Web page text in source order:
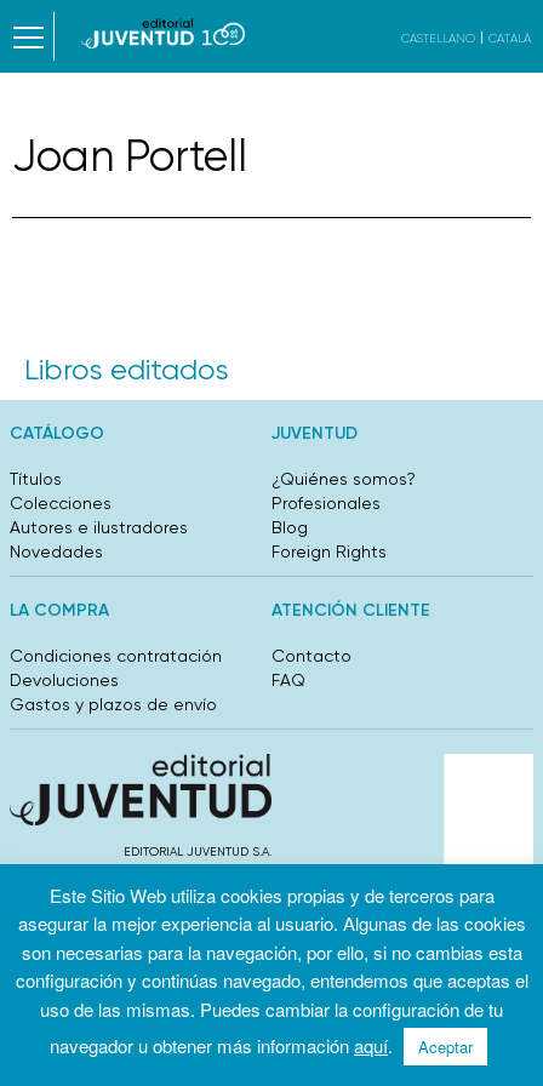
CASTELLANO CATALÀ
Joan Portell
Libros editados
CATÁLOGO
Títulos
Colecciones
Autores e ilustradores
Novedades
JUVENTUD
¿Quiénes somos?
Profesionales
Blog
Foreign Rights
LA COMPRA
Condiciones contratación
Devoluciones
Gastos y plazos de envío
ATENCIÓN CLIENTE
Contacto
FAQ
EDITORIAL JUVENTUD S.A.
info@editorialjuventud.es
Condiciones
Política de
privacidad
Política de
Este Sitio Web utiliza cookies propias y de terceros para
asegurar la mejor experiencia al usuario. Algunas de las cookies
son necesarias para la navegación, por ello, si no cambias esta
configuración y continúas navegado, entendemos que aceptas el
uso de las mismas. Puedes cambiar la configuración de tu
navegador u obtener más informaciónaquí. Aceptar